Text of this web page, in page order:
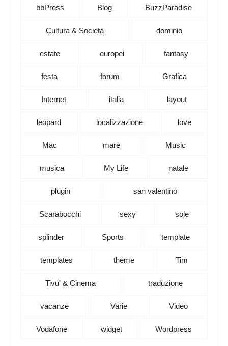
bbPress Blog BuzzParadise
Cultura & Società dominio
estate europei fantasy
festa forum Grafica
Internet italia layout
leopard localizzazione love
Mac mare Music
musica My Life natale
plugin san valentino
Scarabocchi sexy sole
splinder Sports template
templates theme Tim
Tivu' & Cinema traduzione
vacanze Varie Video
Vodafone widget Wordpress